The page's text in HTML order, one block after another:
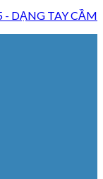
- DẠNG TAY CẦM